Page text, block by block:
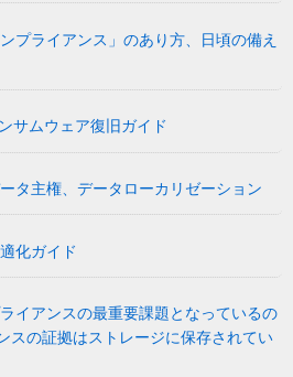
プライアンス」のあり方、日頃の備え
サムウェア復旧ガイド
タ主権、データローカリゼーション
化ガイド
イアンスの最重要課題となっているの
スの証拠はストレージに保存されてい